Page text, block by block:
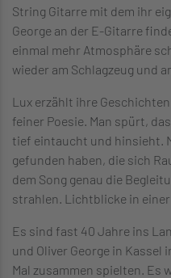
String Gitarre mit dem ihr
George an der E-Gitarre
einmal mehr Atmosphäre
wieder am Schlagzeug und
Lux erzählt ihre
feiner Poesie. Man spürt,
tief eintaucht und hinsieht.
gefunden haben, die sich
dem Song genau die
strahlen. Lichtblicke in einer
Es sind fast 40 Jahre ins
und Oliver George in Kassel
Mal zusammen spielten. Es